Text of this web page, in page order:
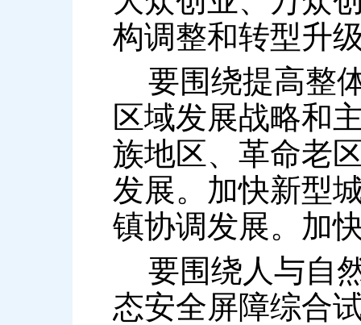
构调整和转型升
要围绕提高整
区域发展战略和
族地区、革命老
发展。加快新型
镇协调发展。加
要围绕人与自
态安全屏障综合